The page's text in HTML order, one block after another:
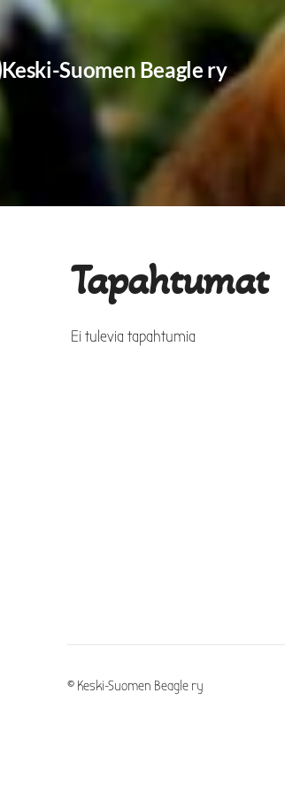
Keski-Suomen Beagle ry
Tapahtumat
Ei tulevia tapahtumia
© Keski-Suomen Beagle ry